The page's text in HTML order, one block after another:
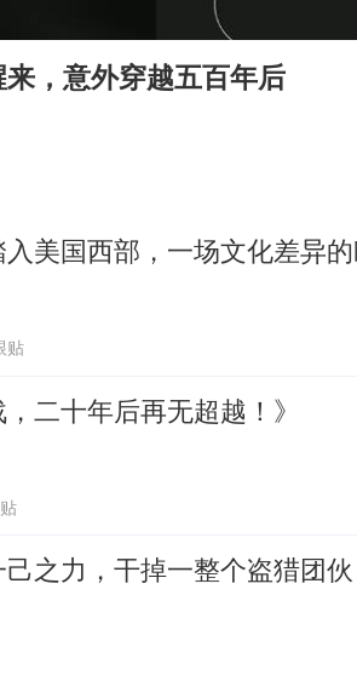
杭州全市有序停课
上四休三，但降薪1000元，你
梁家辉：到内地拍戏不是北上
，意外穿越五百年后
入美国西部，一场文化差异
贴
，二十年后再无超越！》
之力，干掉一整个盗猎团伙